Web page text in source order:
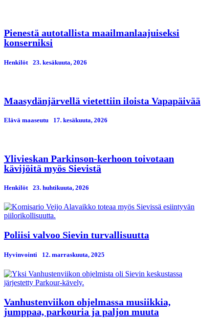
Pienestä autotallista maailmanlaajuiseksi
konserniksi
Henkilöt 23. kesäkuuta, 2026
Maasydänjärvellä vietettiin iloista Vapapäivää
Elävä maaseutu 17. kesäkuuta, 2026
Ylivieskan Parkinson-kerhoon toivotaan
kävijöitä myös Sievistä
Henkilöt 23. huhtikuuta, 2026
Poliisi valvoo Sievin turvallisuutta
Hyvinvointi 12. marraskuuta, 2025
Vanhustenviikon ohjelmassa musiikkia,
jumppaa, parkouria ja paljon muuta